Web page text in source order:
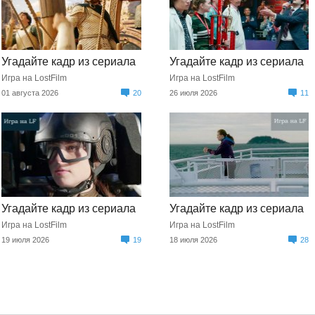
Угадайте кадр из сериала
Игра на LostFilm
01 августа 2026 20
Угадайте кадр из сериала
Игра на LostFilm
26 июля 2026 11
Угадайте кадр из сериала
Игра на LostFilm
19 июля 2026 19
Угадайте кадр из сериала
Игра на LostFilm
18 июля 2026 28